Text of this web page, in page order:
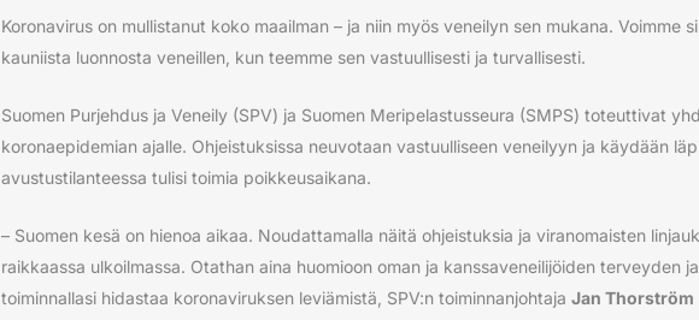
Koronavirus on mullistanut koko maailman – ja niin myös veneilyn sen mukana. Voimme
kauniista luonnosta veneillen, kun teemme sen vastuullisesti ja turvallisesti.
Suomen Purjehdus ja Veneily (SPV) ja Suomen Meripelastusseura (SMPS) toteuttivat
koronaepidemian ajalle. Ohjeistuksissa neuvotaan vastuulliseen veneilyyn ja käydään
avustustilanteessa tulisi toimia poikkeusaikana.
– Suomen kesä on hienoa aikaa. Noudattamalla näitä ohjeistuksia ja viranomaisten
raikkaassa ulkoilmassa. Otathan aina huomioon oman ja kanssaveneilijöiden terveyden
toiminnallasi hidastaa koronaviruksen leviämistä, SPV:n toiminnanjohtaja Jan Thorström